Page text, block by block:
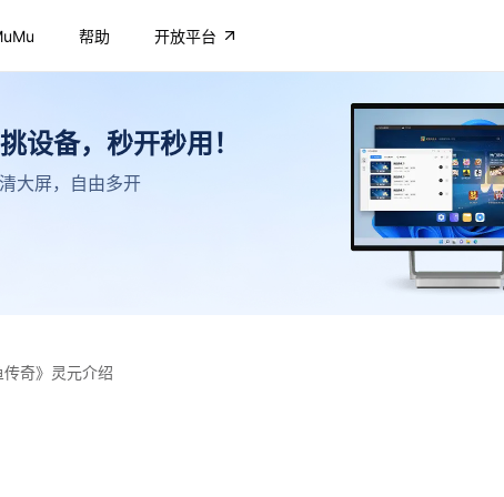
帮助 开放平台
设备，秒开秒用！
大屏，自由多开
传奇》灵元介绍